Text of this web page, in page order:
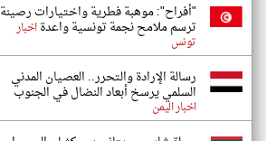
"أفراح": موهبة فطرية واختيارات رصينة
ترسم ملامح نجمة تونسية واعدةاخبار
تونس
رسالة الإرادة والتحرر.. العصيان المدني
السلمي يرسخ أبعاد النضال في الجنوب
اخبار اليمن